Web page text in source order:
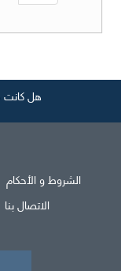
هل
الشروط و الأحكام
الاتصال بنا